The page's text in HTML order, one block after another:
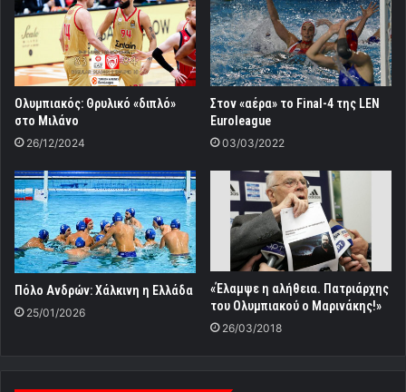
Ολυμπιακός: Θρυλικό «διπλό»
στο Μιλάνο
26/12/2024
Στον «αέρα» το Final-4 της LEN
Euroleague
03/03/2022
Πόλο Ανδρών: Χάλκινη η Ελλάδα
25/01/2026
«Έλαμψε η αλήθεια. Πατριάρχης
του Ολυμπιακού ο Μαρινάκης!»
26/03/2018